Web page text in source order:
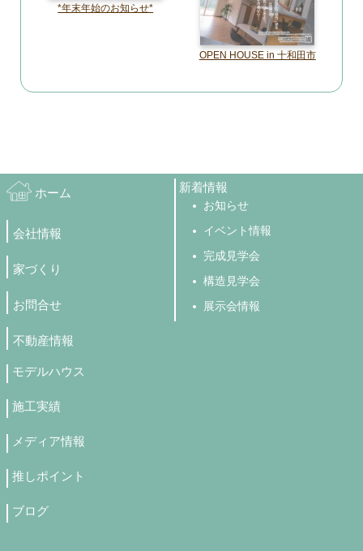
*年末年始のお知らせ*
OPEN HOUSE in 十和田市
ホーム
会社情報
家づくり
お問合せ
不動産情報
新着情報
お知らせ
イベント情報
完成見学会
構造見学会
展示会情報
モデルハウス
施工実績
メディア情報
推しポイント
ブログ